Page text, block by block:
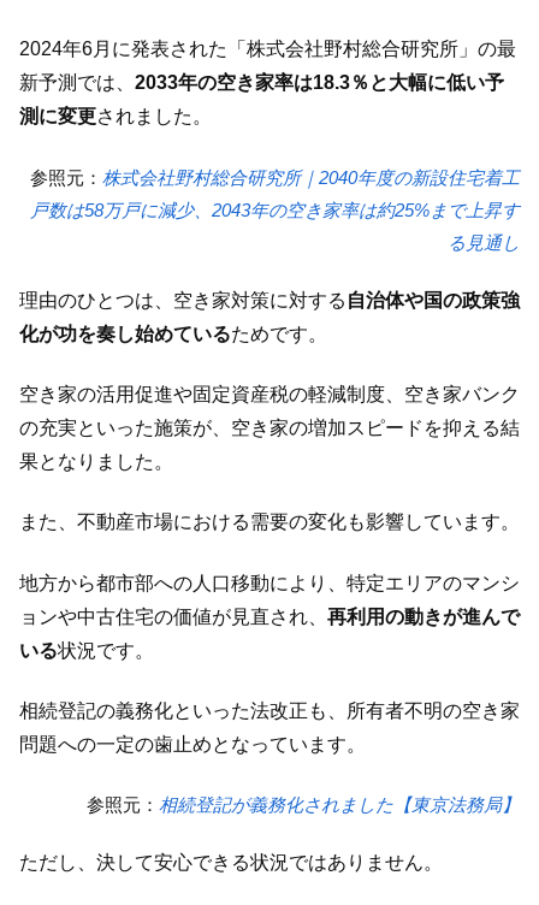
2024年6月に発表された「株式会社野村総合研究所」の最
新予測では、 2033年の空き家率は18.3％と大幅に低い予
測に変更されました。
参照元： 株式会社野村総合研究所｜2040年度の新設住宅着工
戸数は58万戸に減少、2043年の空き家率は約25%まで上昇す
る見通し
理由のひとつは、空き家対策に対する 自治体や国の政策強
化が功を奏し始めているためです。
空き家の活用促進や固定資産税の軽減制度、空き家バンク
の充実といった施策が、空き家の増加スピードを抑える結
果となりました。
また、不動産市場における需要の変化も影響しています。
地方から都市部への人口移動により、特定エリアのマンシ
ョンや中古住宅の価値が見直され、 再利用の動きが進んで
いる状況です。
相続登記の義務化といった法改正も、所有者不明の空き家
問題への一定の歯止めとなっています。
参照元： 相続登記が義務化されました【東京法務局】
ただし、決して安心できる状況ではありません。